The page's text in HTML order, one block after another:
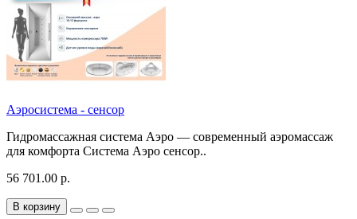
Аэросистема - сенсор
Гидромассажная система Аэро — современный аэромассаж
для комфорта Система Аэро сенсор..
56 701.00 р.
В корзину